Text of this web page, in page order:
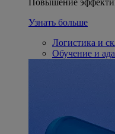
Повышение
Узнать больше
Логистика и
Обучение и